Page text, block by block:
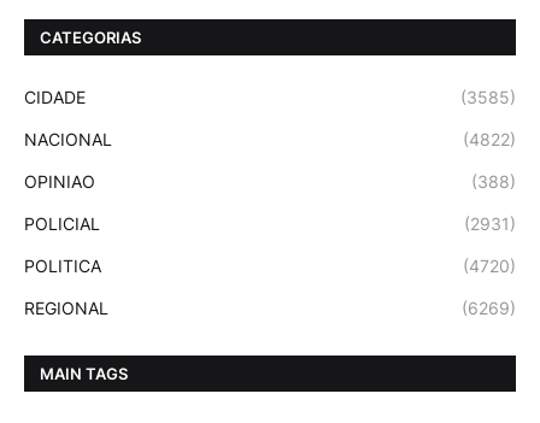
CATEGORIAS
CIDADE (3585)
NACIONAL (4822)
OPINIAO (388)
POLICIAL (2931)
POLITICA (4720)
REGIONAL (6269)
MAIN TAGS